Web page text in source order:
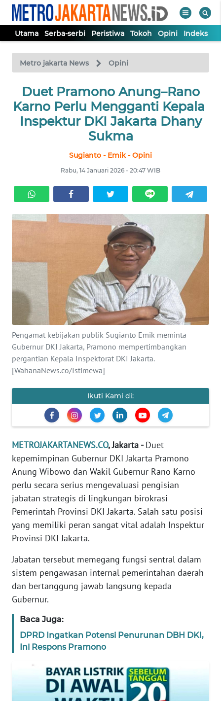
Utama Serba-serbi Peristiwa Tokoh Opini Indeks
Metro jakarta News Opini
Duet Pramono Anung–Rano
Karno Perlu Mengganti Kepala
Inspektur DKI Jakarta Dhany
Sukma
Sugianto - Emik - Opini
Rabu, 14 Januari 2026 - 20:47 WIB
Pengamat kebijakan publik Sugianto Emik meminta
Gubernur DKI Jakarta, Pramono mempertimbangkan
pergantian Kepala Inspektorat DKI Jakarta.
[WahanaNews.co/Istimewa]
Ikuti Kami di:
METROJAKARTANEWS.CO, Jakarta -Duet
kepemimpinan Gubernur DKI Jakarta Pramono
Anung Wibowo dan Wakil Gubernur Rano Karno
perlu secara serius mengevaluasi pengisian
jabatan strategis di lingkungan birokrasi
Pemerintah Provinsi DKI Jakarta. Salah satu posisi
yang memiliki peran sangat vital adalah Inspektur
Provinsi DKI Jakarta.
Jabatan tersebut memegang fungsi sentral dalam
sistem pengawasan internal pemerintahan daerah
dan bertanggung jawab langsung kepada
Gubernur.
Baca Juga:
DPRD Ingatkan Potensi Penurunan DBH DKI,
Ini Respons Pramono
TV
Tutup
UTAMA
SERBA-
SERBI
TOKOH
OPINI
INDEKS
BERITA
KONTAK
INFO
IKLAN
TENTANG
PEDOMAN
SIBER
DISCLAIMER
Wahana
News
WN
SUMUT
JAKARTA
WN